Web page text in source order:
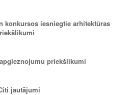
konkursos iesniegtie arhitektūras
priekšlikumi
jautājumi